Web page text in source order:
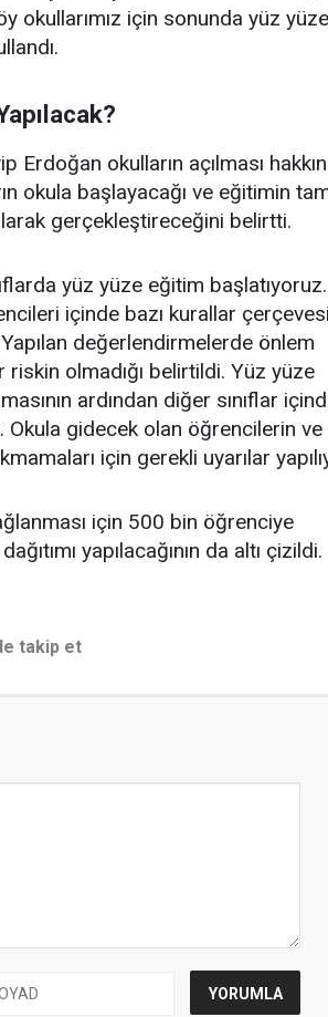
okullarımız için sonunda yüz yüze
Erdoğan okulların açılması
okula başlayacağı ve eğitimin
gerçekleştireceğini belirtti.
yüz yüze eğitim başlatıyoruz.
içinde bazı kurallar
değerlendirmelerde önlem
riskin olmadığı belirtildi. Yüz yüze
ardından diğer sınıflar
Okula gidecek olan öğrencilerin ve
için gerekli uyarılar
için 500 bin öğrenciye
yapılacağının da altı çizildi.
takip et